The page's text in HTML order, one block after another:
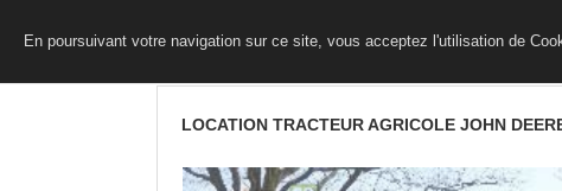
En poursuivant votre navigation sur ce site, vous acceptez l'utilisation de
LOCATION TRACTEUR AGRICOLE JOHN